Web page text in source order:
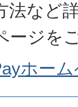
法など
ージを
ホー